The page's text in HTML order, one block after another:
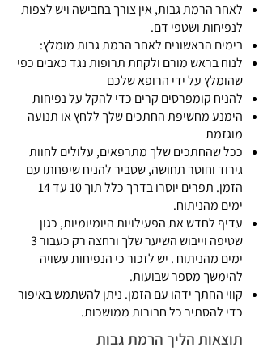
לאחר הרמת גבות, אין צורך בחבישה ויש לצפות
לנפיחות ושטפי דם.
בימים הראשונים לאחר הרמת גבות מומלץ:
לנוח בראש מורם ולקחת תרופות נגד כאבים כפי
שהומלץ על ידי הרופא שלכם
להניח קומפרסים קרים כדי להקל על נפיחות
הימנע מחשיפת החתכים שלך ללחץ או תנועה
מוגזמת
ככל שהחתכים שלך מתרפאים, עלולים לחוות
גירוד וחוסר תחושה, שסביר להניח שיפחתו עם
הזמן. תפרים יוסרו בדרך כלל תוך 10 עד 14
ימים מהניתוח.
עדיף לחדש את הפעילויות היומיומיות, כגון
שטיפה וייבוש השיער שלך ורחצה רק כעבור 3
ימים מהניתוח . יש לזכור כי הנפיחות עשויה
להימשך מספר שבועות.
קווי החתך ידהו עם הזמן. ניתן להשתמש באיפור
כדי להסתיר כל חבורות ממושכות.
תוצאות הליך הרמת גבות